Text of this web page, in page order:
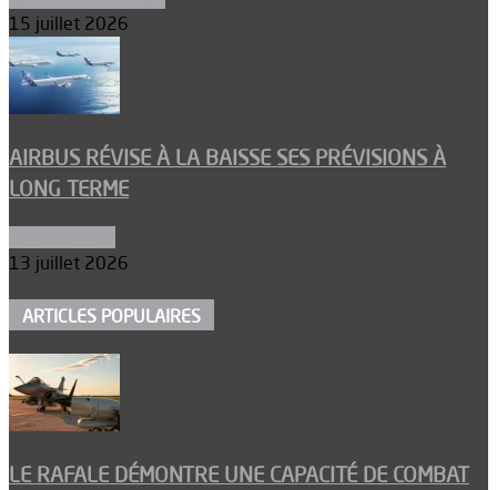
15 juillet 2026
AIRBUS RÉVISE À LA BAISSE SES PRÉVISIONS À
LONG TERME
13 juillet 2026
ARTICLES POPULAIRES
LE RAFALE DÉMONTRE UNE CAPACITÉ DE COMBAT